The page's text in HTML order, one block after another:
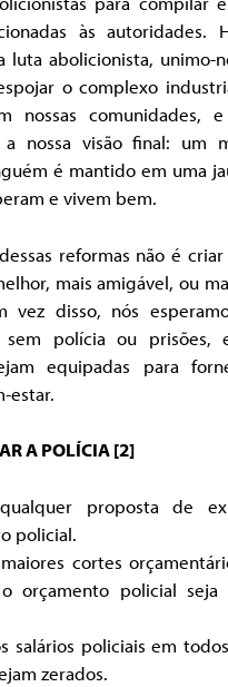
às autoridades.
luta abolicionista, unimo-
o complexo
nossas comunidades,
a nossa visão final: um
é mantido em uma
e vivem bem.
reformas não é
mais amigável, ou
vez disso, nós
sem polícia ou prisões,
equipadas para
estar.
A POLÍCIA [2]
proposta de
policial.
cortes
orçamento policial seja
salários policiais em
zerados.